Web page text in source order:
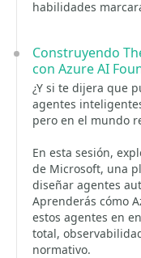
habilidades
Construyendo
con Azure AI
¿Y si te dijera que
agentes
pero en el mundo
En esta sesión,
de Microsoft, una
diseñar agentes
Aprenderás cómo
estos agentes en
total,
normativo.